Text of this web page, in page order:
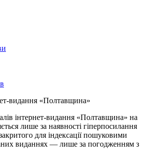
видання «Полтавщина»
інтернет-видання «Полтавщина» на
лише за наявності гіперпосилання
для індексації пошуковими
виданнях — лише за погодженням з